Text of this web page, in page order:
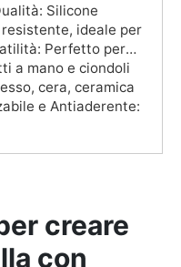
Silicone
ideale per
Perfetto per
a mano e ciondoli
cera, ceramica
e Antiaderente:
risultati ottimali
Temperature:
nel tempo.
creare
con